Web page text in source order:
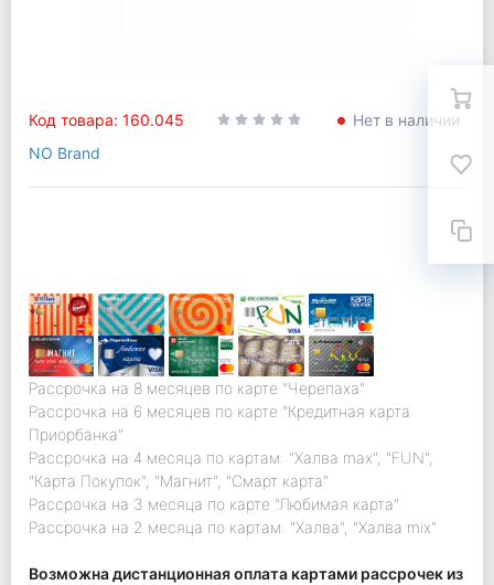
Код товара: 160.045
Нет в наличии
NO Brand
Рассрочка на 8 месяцев по карте "Черепаха"
Рассрочка на 6 месяцев по карте "Кредитная карта
Приорбанка"
Рассрочка на 4 месяца по картам: "Халва max", "FUN",
"Карта Покупок", "Магнит", "Смарт карта"
Рассрочка на 3 месяца по карте "Любимая карта"
Рассрочка на 2 месяца по картам: "Халва", "Халва mix"
Возможна дистанционная оплата картами рассрочек из